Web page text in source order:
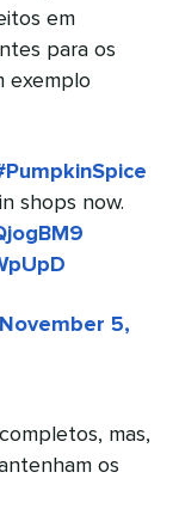
em
para os
exemplo
shops now.
November 5,
mas,
os